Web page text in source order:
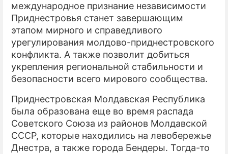
международное признание независимости
Приднестровья станет завершающим
этапом мирного и справедливого
урегулирования молдово-приднестровского
конфликта. А также позволит добиться
укрепления региональной стабильности и
безопасности всего мирового сообщества.
Приднестровская Молдавская Республика
была образована еще во время распада
Советского Союза из районов Молдавской
СССР, которые находились на левобережье
Днестра, а также города Бендеры. Тогда-то